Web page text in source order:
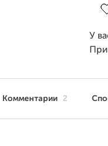
У
Комментарии 2